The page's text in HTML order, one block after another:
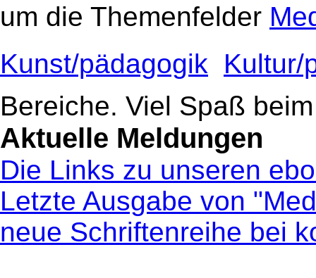
um die Themenfelder
Kunst/pädagogik
Kultur/
Bereiche. Viel Spaß
Aktuelle Meldungen
Die Links zu unseren
Letzte Ausgabe von
neue Schriftenreihe bei